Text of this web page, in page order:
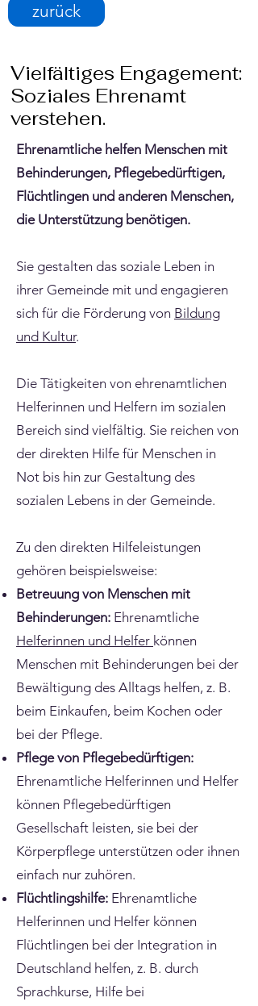
zurück
Vielfältiges Engagement:
Soziales Ehrenamt
verstehen.
Ehrenamtliche helfen Menschen mit
Behinderungen, Pflegebedürftigen,
Flüchtlingen und anderen Menschen,
die Unterstützung benötigen.
Sie gestalten das soziale Leben in
ihrer Gemeinde mit und engagieren
sich für die Förderung von Bildung
und Kultur.
Die Tätigkeiten von ehrenamtlichen
Helferinnen und Helfern im sozialen
Bereich sind vielfältig. Sie reichen von
der direkten Hilfe für Menschen in
Not bis hin zur Gestaltung des
sozialen Lebens in der Gemeinde.
Zu den direkten Hilfeleistungen
gehören beispielsweise:
Betreuung von Menschen mit
Behinderungen: Ehrenamtliche
Helferinnen und Helfer können
Menschen mit Behinderungen bei der
Bewältigung des Alltags helfen, z. B.
beim Einkaufen, beim Kochen oder
bei der Pflege.
Pflege von Pflegebedürftigen:
Ehrenamtliche Helferinnen und Helfer
können Pflegebedürftigen
Gesellschaft leisten, sie bei der
Körperpflege unterstützen oder ihnen
einfach nur zuhören.
Flüchtlingshilfe: Ehrenamtliche
Helferinnen und Helfer können
Flüchtlingen bei der Integration in
Deutschland helfen, z. B. durch
Sprachkurse, Hilfe bei